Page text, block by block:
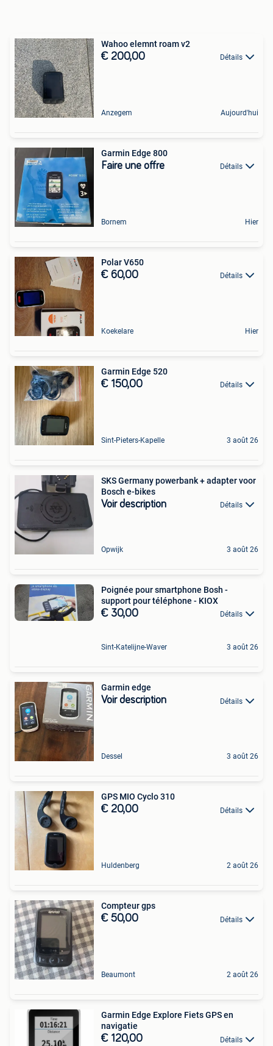
Wahoo elemnt roam v2
€ 200,00 Détails
Anzegem Aujourd'hui
Garmin Edge 800
Faire une offre Détails
Bornem Hier
Polar V650
€ 60,00 Détails
Koekelare Hier
Garmin Edge 520
€ 150,00 Détails
Sint-Pieters-Kapelle 3 août 26
SKS Germany powerbank + adapter voor
Bosch e-bikes
Voir description Détails
Opwijk 3 août 26
Poignée pour smartphone Bosh -
support pour téléphone - KIOX
€ 30,00 Détails
Sint-Katelijne-Waver 3 août 26
Garmin edge
Voir description Détails
Dessel 3 août 26
GPS MIO Cyclo 310
€ 20,00 Détails
Huldenberg 2 août 26
Compteur gps
€ 50,00 Détails
Beaumont 2 août 26
Garmin Edge Explore Fiets GPS en
navigatie
€ 120,00 Détails